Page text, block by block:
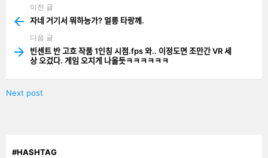
more
이전 글
자네 거기서 뭐하능가? 얼릉 타랑께.
다음 글
빈센트 반 고흐 작품 1인칭 시점.fps 와.. 이정도면 조만간 VR 세
상 오겄다. 게임 오지게 나올듯ㅋㅋㅋㅋㅋㅋ
Next post
#HASHTAG